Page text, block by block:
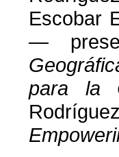
Escobar
—
para la